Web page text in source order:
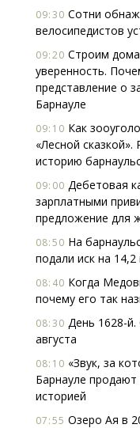
09:30 Сотни
велосипедистов
09:20 Строим
уверенность.
представление о
Барнауле
09:10 Как
«Лесной сказкой».
историю
09:00 Дебетовая
зарплатными
предложение для
08:50 На
подали иск на
08:40 Когда
почему его так
08:30 День 1628-
августа
08:10 «Звук, за
Барнауле продают
историей
07:55 Озеро Ая в